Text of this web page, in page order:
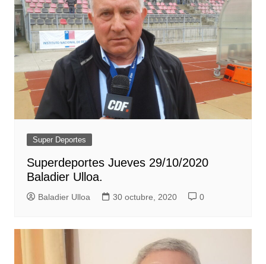
Super Deportes
Superdeportes Jueves 29/10/2020
Baladier Ulloa.
Baladier Ulloa 30 octubre, 2020 0